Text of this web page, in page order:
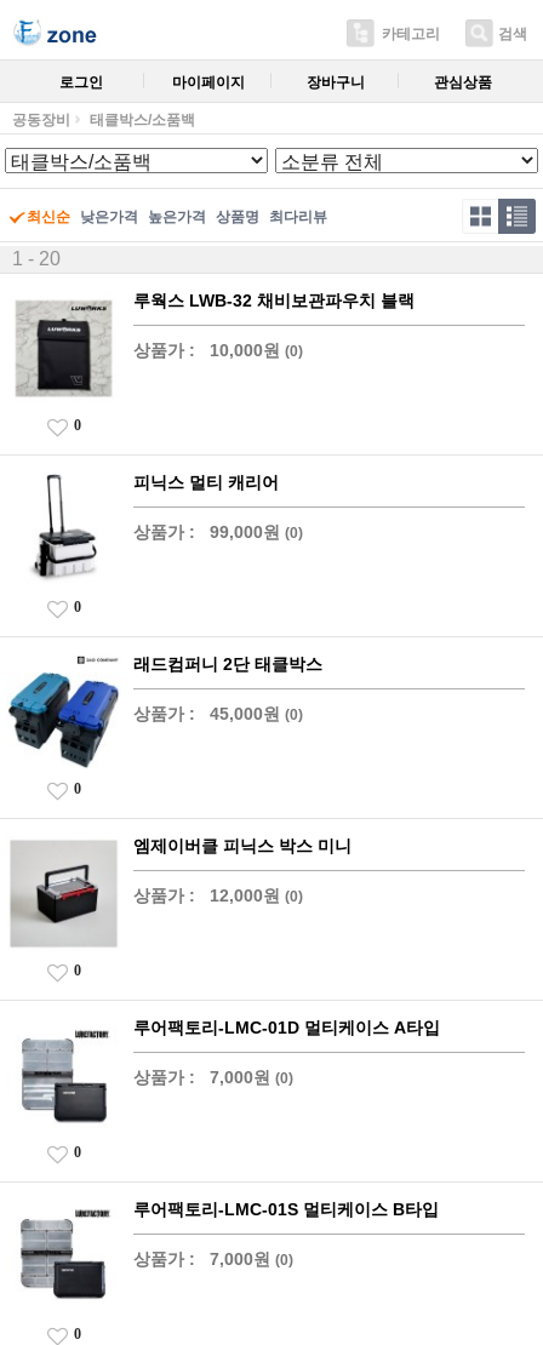
카테고리 검색
로그인 마이페이지 장바구니 관심상품
공동장비 태클박스/소품백
최신순 낮은가격 높은가격 상품명 최다리뷰
1 - 20
루웍스 LWB-32 채비보관파우치 블랙
상품가 : 10,000원 (0)
0
피닉스 멀티 캐리어
상품가 : 99,000원 (0)
0
래드컴퍼니 2단 태클박스
상품가 : 45,000원 (0)
0
엠제이버클 피닉스 박스 미니
상품가 : 12,000원 (0)
0
루어팩토리-LMC-01D 멀티케이스 A타입
상품가 : 7,000원 (0)
0
루어팩토리-LMC-01S 멀티케이스 B타입
상품가 : 7,000원 (0)
0